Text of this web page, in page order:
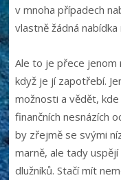
v mnoha případech
vlastně žádná nabídka
Ale to je přece jenom
když je jí zapotřebí.
možnosti a vědět,
finančních nesnázích
by zřejmě se svými
marně, ale tady
dlužníků. Stačí mít